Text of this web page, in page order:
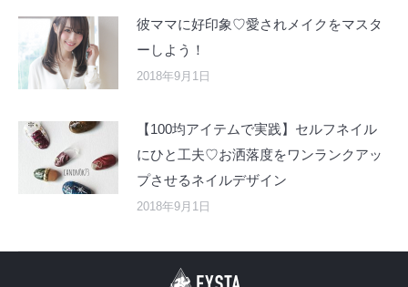
彼ママに好印象♡愛されメイクをマスタ
ーしよう！
2018年9月1日
【100均アイテムで実践】セルフネイル
にひと工夫♡お洒落度をワンランクアッ
プさせるネイルデザイン
2018年9月1日